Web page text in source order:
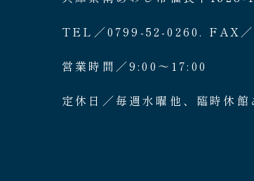
TEL／0799-52-0260. FAX
営業時間／9:00〜17:00
定休日／毎週水曜他、臨時休館